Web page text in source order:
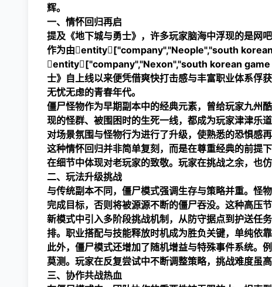
辉。
一、情怀回归再启
提及《地下城与勇士》，许多玩家脑海中浮现的是网
作为由entity["company","Neople","south
entity["company","Nexon","south korean game
士》自上线以来便凭借爽快打击感与丰富职业体系俘
无忧无虑的青春年代。
僵尸怪物作为早期副本中的经典元素，曾给玩家九州
现的怪群、被围困时的生死一线，都成为玩家津津乐
对场景氛围与怪物行为进行了升级，使熟悉的恐惧感再
这种情怀回归并非简单复刻，而是在尊重经典的前提
在细节中体现对老玩家的致敬。玩家在挑战之余，也
二、玩法升级挑战
与传统副本不同，僵尸模式强调生存与策略并重。怪
完成目标，否则将被源源不断的僵尸吞没。这种高压
新模式中引入多阶段挑战机制，从防守据点到护送任
排。职业搭配与技能释放时机成为胜负关键，单纯依
此外，僵尸模式还增加了随机增益与特殊事件系统。
莫测。玩家在反复尝试中不断调整策略，挑战难度虽高
三、协作共战热血